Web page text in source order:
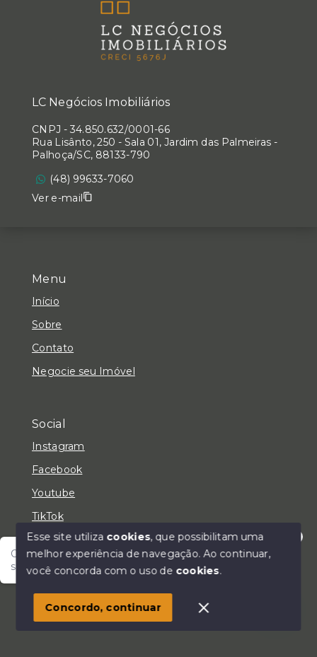
Olá! Fale com um de nossos corretores e encontre
seu lar!
Menu
Início
Sobre
Contato
Negocie seu Imóvel
Social
Instagram
Facebook
Youtube
TikTok
© Copyright 2026 - LC Negócios Imobiliários - Todos
SITE PARA IMOBILIARIA
LC Negócios Imobiliários
CNPJ - 34.850.632/0001-66
Rua Lisânto, 250 - Sala 01, Jardim das Palmeiras -
Palhoça/SC, 88133-790
(48) 99633-7060
Ver e-mail
Esse site utiliza cookies, que possibilitam uma
melhor experiência de navegação.Ao continuar,
você concorda com o uso de cookies.
Concordo, continuar